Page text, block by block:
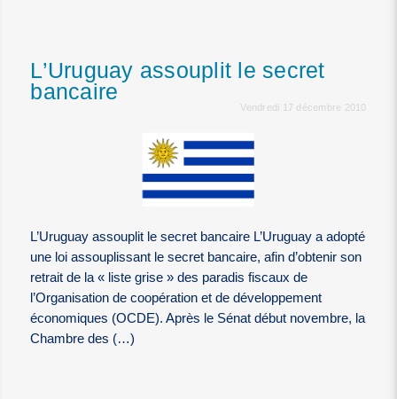
L’Uruguay assouplit le secret
bancaire
Vendredi 17 décembre 2010
L’Uruguay assouplit le secret bancaire L’Uruguay a adopté
une loi assouplissant le secret bancaire, afin d’obtenir son
retrait de la « liste grise » des paradis fiscaux de
l’Organisation de coopération et de développement
économiques (OCDE). Après le Sénat début novembre, la
Chambre des (…)